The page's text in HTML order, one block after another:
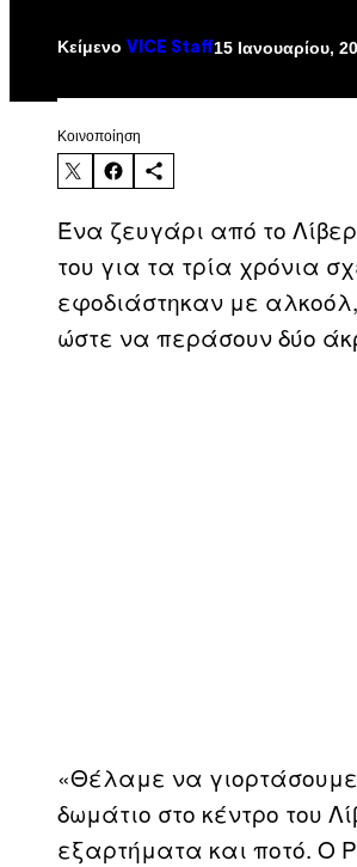
Κείμενο VICE Staff15 Ιανουαρίου,
Kοινοποίηση
Ένα ζευγάρι από το
του για τα τρία χρόνια
εφοδιάστηκαν με
ώστε να περάσουν δύο
«Θέλαμε να
δωμάτιο στο κέντρο του
εξαρτήματα και ποτό. Ο